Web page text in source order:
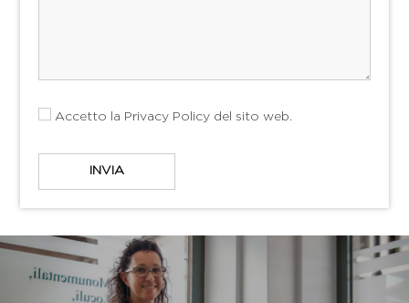
Accetto la Privacy Policy del sito web.